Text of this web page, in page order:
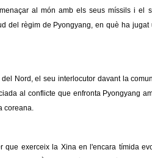
al món amb els seus míssils i el
del règim de Pyongyang, en què ha
Nord, el seu interlocutor davant la
al conflicte que enfronta Pyongyang
coreana.
que exerceix la Xina en l'encara tímida